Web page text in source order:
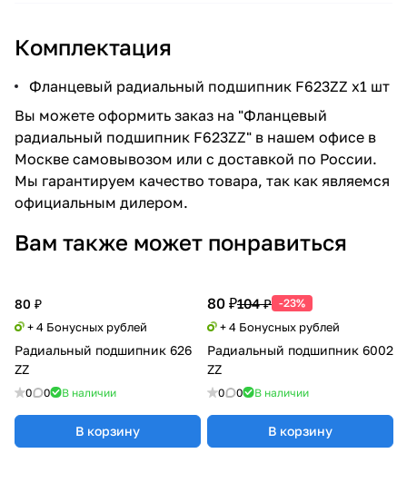
Комплектация
Фланцевый радиальный подшипник F623ZZ x1 шт
Вы можете оформить заказ на "Фланцевый
радиальный подшипник F623ZZ" в нашем офисе в
Москве самовывозом или с доставкой по России.
Мы гарантируем качество товара, так как являемся
официальным дилером.
Вам также может понравиться
80 ₽
+ 4 Бонусных рублей
Радиальный подшипник 626
ZZ
0 0 В наличии
В корзину
80 ₽104 ₽ -23%
+ 4 Бонусных рублей
Радиальный подшипник 6002
ZZ
0 0 В наличии
В корзину